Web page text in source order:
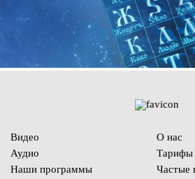
Видео
Аудио
Наши программы
О нас
Тарифы
Частые